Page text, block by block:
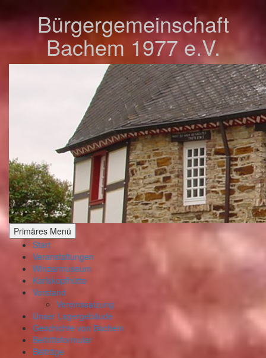
springen
Bürgergemeinschaft
Bachem 1977 e.V.
Primäres Menü
Start
Veranstaltungen
Winzermuseum
Karlskopfhütte
Vorstand
Vereinssatzung
Unser Lagergebäude
Geschichte von Bachem
Beitrittsformular
Beiträge